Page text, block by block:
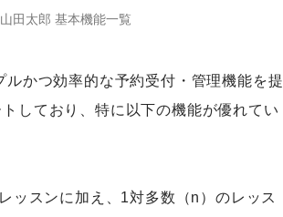
田太郎 基本機能一覧
ルかつ効率的な予約受付・管理機能を提
しており、特に以下の機能が優れてい
ッスンに加え、1対多数（n）のレッス